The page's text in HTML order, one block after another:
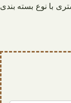
با نوع بسته بندی